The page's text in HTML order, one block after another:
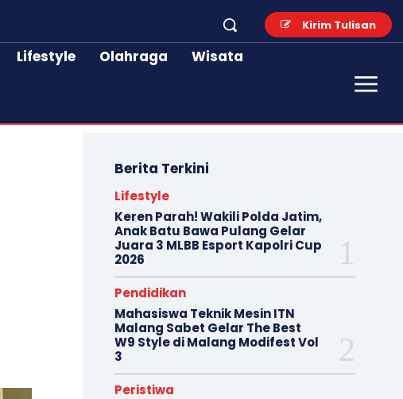
Kirim Tulisan
Lifestyle Olahraga Wisata
Berita Terkini
Lifestyle
Keren Parah! Wakili Polda Jatim,
Anak Batu Bawa Pulang Gelar
Juara 3 MLBB Esport Kapolri Cup
2026
Pendidikan
Mahasiswa Teknik Mesin ITN
Malang Sabet Gelar The Best
W9 Style di Malang Modifest Vol
3
Peristiwa